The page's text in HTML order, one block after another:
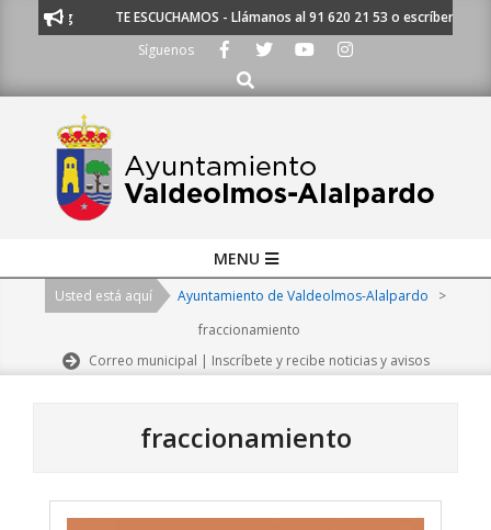
TE ESCUCHAMOS - Llámanos al 91 620 21 53 o escríbenos a
Síguenos
Buscar
Navigation
MENU
Usted está aquí Ayuntamiento de Valdeolmos-Alalpardo
>
fraccionamiento
Correo municipal | Inscríbete y recibe noticias y avisos
fraccionamiento